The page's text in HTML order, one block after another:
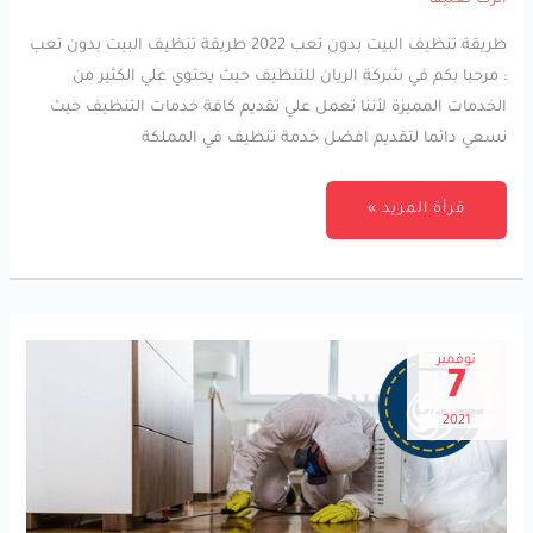
طريقة تنظيف البيت بدون تعب 2022 طريقة تنظيف البيت بدون تعب
: مرحبا بكم في شركة الريان للتنظيف حيث يحتوي علي الكثير من
الخدمات المميزة لأننا تعمل علي تقديم كافة خدمات التنظيف حيث
نسعي دائما لتقديم افضل خدمة تنظيف في المملكة
بدون
2022
قرأة المزيد »
نوفمبر
7
2021